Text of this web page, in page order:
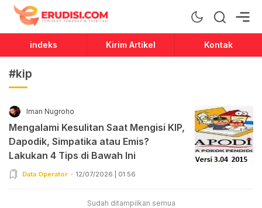
Erudisi
Temukan Jawaban dan Inspirasi
indeks Kirim Artikel Kontak
#kip
Iman Nugroho
Mengalami Kesulitan Saat Mengisi KIP,
Dapodik, Simpatika atau Emis?
Lakukan 4 Tips di Bawah Ini
Data Operator 12/07/2026 | 01:56
Sudah ditampilkan semua